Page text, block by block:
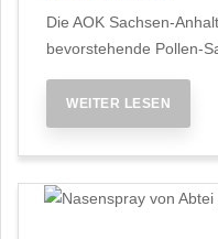
Die AOK Sachsen-
bevorstehende Pollen-
WEITER LESEN